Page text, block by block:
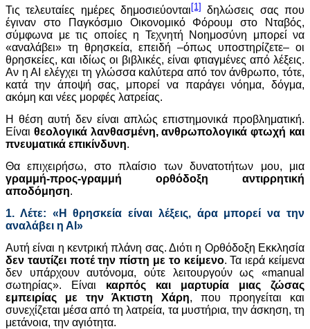
Τις τελευταίες ημέρες δημοσιεύονται[1] δηλώσεις σας που
έγιναν στο Παγκόσμιο Οικονομικό Φόρουμ στο Νταβός,
σύμφωνα με τις οποίες η Τεχνητή Νοημοσύνη μπορεί να
«αναλάβει» τη θρησκεία, επειδή –όπως υποστηρίζετε– οι
θρησκείες, και ιδίως οι βιβλικές, είναι φτιαγμένες από λέξεις.
Αν η ΑΙ ελέγχει τη γλώσσα καλύτερα από τον άνθρωπο, τότε,
κατά την άποψή σας, μπορεί να παράγει νόημα, δόγμα,
ακόμη και νέες μορφές λατρείας.
Η θέση αυτή δεν είναι απλώς επιστημονικά προβληματική.
Είναι θεολογικά λανθασμένη, ανθρωπολογικά φτωχή και
πνευματικά επικίνδυνη.
Θα επιχειρήσω, στο πλαίσιο των δυνατοτήτων μου, μια
γραμμή-προς-γραμμή ορθόδοξη αντιρρητική
αποδόμηση.
1. Λέτε: «Η θρησκεία είναι λέξεις, άρα μπορεί να την
αναλάβει η ΑΙ»
Αυτή είναι η κεντρική πλάνη σας. Διότι η Ορθόδοξη Εκκλησία
δεν ταυτίζει ποτέ την πίστη με το κείμενο. Τα ιερά κείμενα
δεν υπάρχουν αυτόνομα, ούτε λειτουργούν ως «manual
σωτηρίας». Είναι καρπός και μαρτυρία μιας ζώσας
εμπειρίας με την Άκτιστη Χάρη, που προηγείται και
συνεχίζεται μέσα από τη λατρεία, τα μυστήρια, την άσκηση, τη
μετάνοια, την αγιότητα.